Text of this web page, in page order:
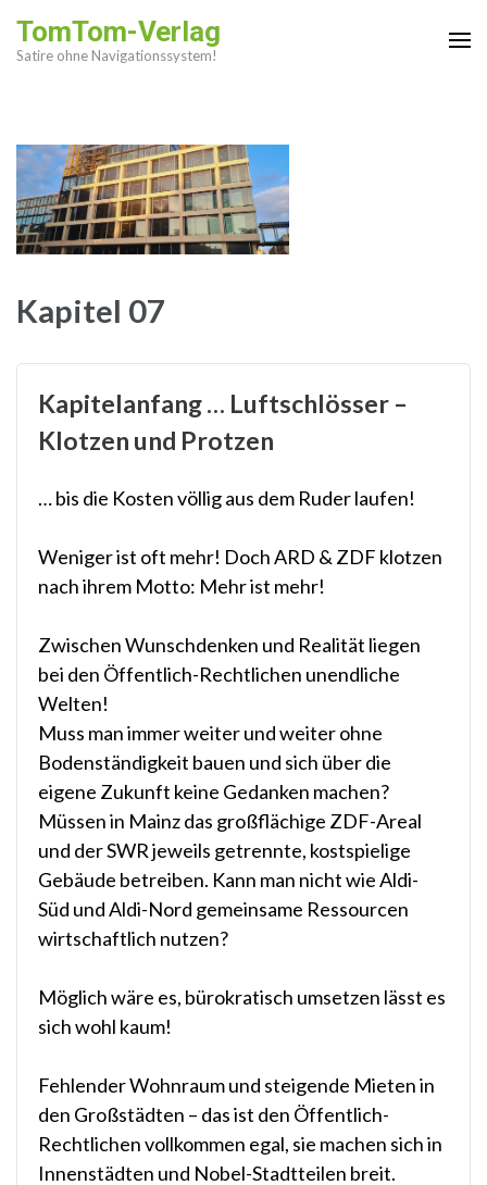
Inhalt
TomTom-Verlag
Satire ohne Navigationssystem!
Kapitel 07
Kapitelanfang … Luftschlösser –
Klotzen und Protzen
… bis die Kosten völlig aus dem Ruder laufen!
Weniger ist oft mehr! Doch ARD & ZDF klotzen
nach ihrem Motto: Mehr ist mehr!
Zwischen Wunschdenken und Realität liegen
bei den Öffentlich-Rechtlichen unendliche
Welten!
Muss man immer weiter und weiter ohne
Bodenständigkeit bauen und sich über die
eigene Zukunft keine Gedanken machen?
Müssen in Mainz das großflächige ZDF-Areal
und der SWR jeweils getrennte, kostspielige
Gebäude betreiben. Kann man nicht wie Aldi-
Süd und Aldi-Nord gemeinsame Ressourcen
wirtschaftlich nutzen?
Möglich wäre es, bürokratisch umsetzen lässt es
sich wohl kaum!
Fehlender Wohnraum und steigende Mieten in
den Großstädten – das ist den Öffentlich-
Rechtlichen vollkommen egal, sie machen sich in
Innenstädten und Nobel-Stadtteilen breit.